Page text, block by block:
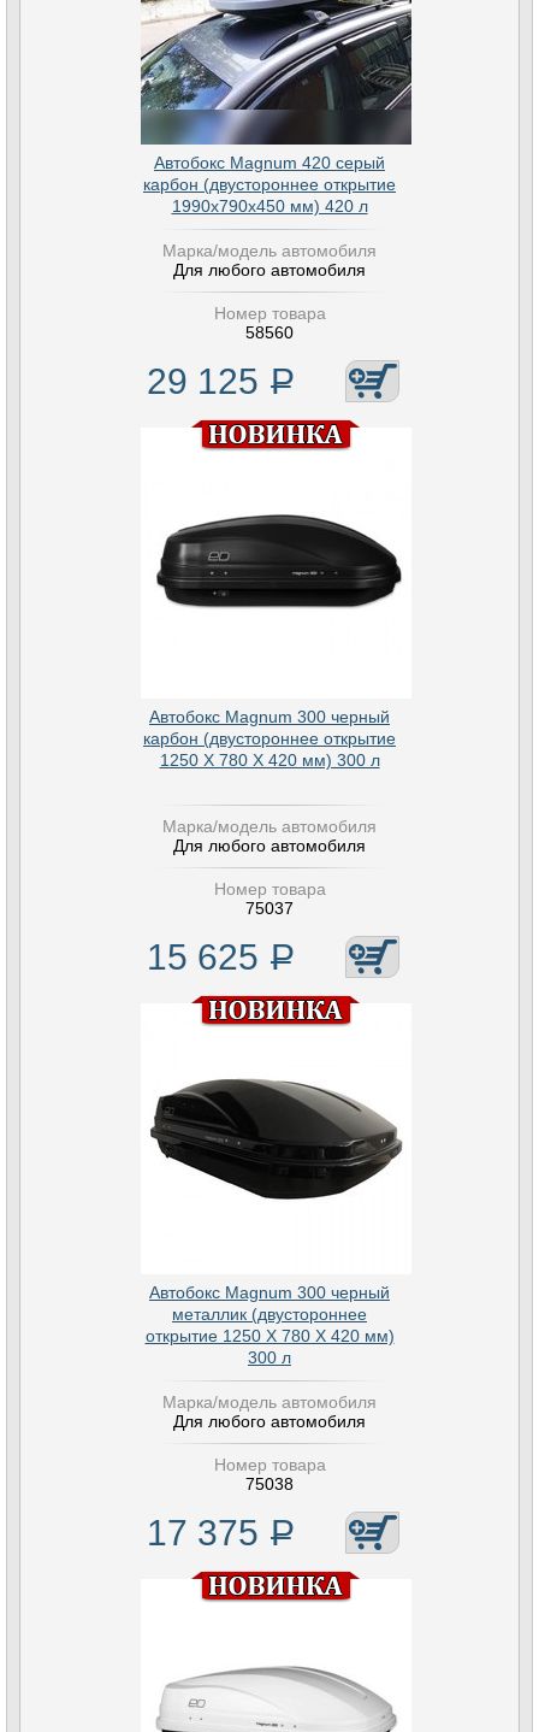
Автобокс Magnum 420 серый
карбон (двустороннее открытие
1990х790х450 мм) 420 л
Марка/модель автомобиля
Для любого автомобиля
Номер товара
58560
29 125 Р
Автобокс Magnum 300 черный
карбон (двустороннее открытие
1250 Х 780 Х 420 мм) 300 л
Марка/модель автомобиля
Для любого автомобиля
Номер товара
75037
15 625 Р
Автобокс Magnum 300 черный
металлик (двустороннее
открытие 1250 Х 780 Х 420 мм)
300 л
Марка/модель автомобиля
Для любого автомобиля
Номер товара
75038
17 375 Р